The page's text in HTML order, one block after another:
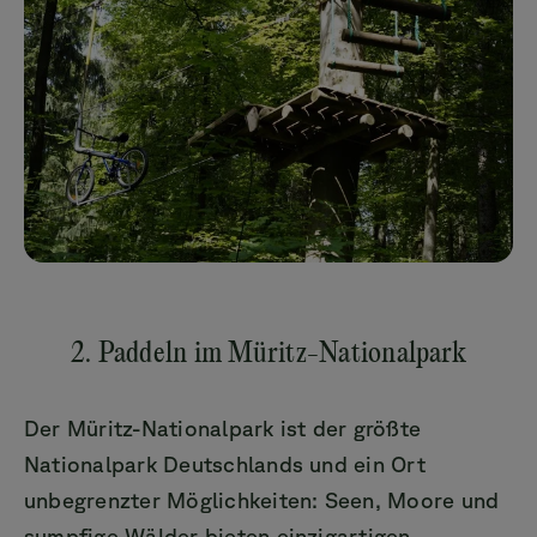
2. Paddeln im Müritz-Nationalpark
Der Müritz-Nationalpark ist der größte
Nationalpark Deutschlands und ein Ort
unbegrenzter Möglichkeiten: Seen, Moore und